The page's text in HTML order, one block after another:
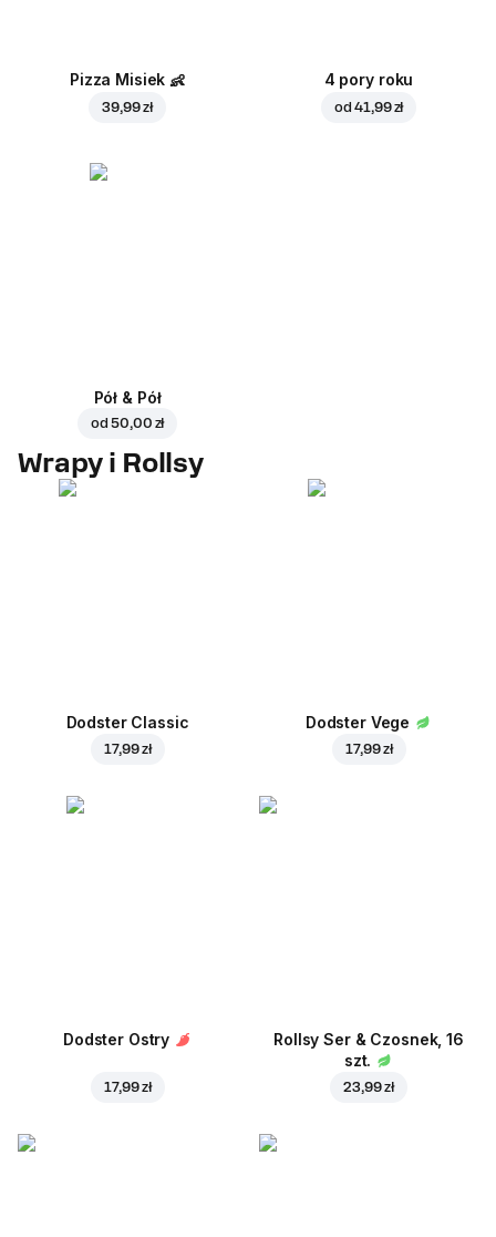
Pizza Misiek 👶
39,99 zł
4 pory roku
od41,99 zł
Pół & Pół
od50,00 zł
Wrapy i Rollsy
Dodster Classic
17,99 zł
Dodster Vege
17,99 zł
Dodster Ostry
17,99 zł
Rollsy Ser & Czosnek, 16
szt.
23,99 zł